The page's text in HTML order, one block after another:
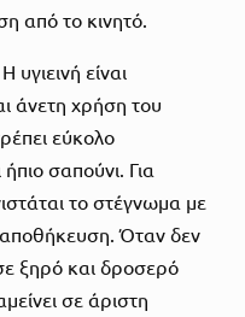
από το κινητό.
Η υγιεινή είναι
άνετη χρήση του
εύκολο
σαπούνι. Για
το στέγνωμα με
Όταν δεν
ξηρό και δροσερό
σε άριστη